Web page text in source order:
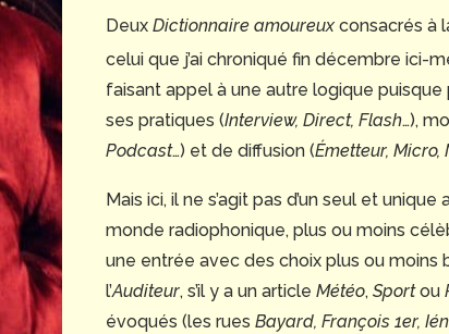
Deux Dictionnaire amoureux consacrés à
celui que j’ai chroniqué fin décembre ici-
faisant appel à une autre logique
ses pratiques (Interview, Direct, Flash…),
Podcast…) et de diffusion (Émetteur, Micro,
Mais ici, il ne s’agit pas d’un seul et
monde radiophonique, plus ou moins
une entrée avec des choix plus ou moins
l’Auditeur, s’il y a un article Météo, Sportou
évoqués (les rues Bayard, François 1er,